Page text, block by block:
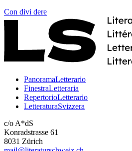
Con divi dere
PanoramaLetterario
FinestraLetteraria
RepertorioLetterario
LetteraturaSvizzera
c/o A*dS
Konradstrasse 61
8031 Zürich